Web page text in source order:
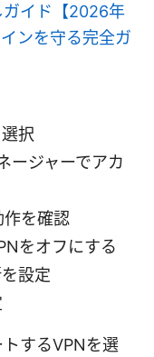
ガイド【2026年
ンを守る完全ガ
択
ージャーでアカ
を確認
をオフにする
設定
するVPNを選